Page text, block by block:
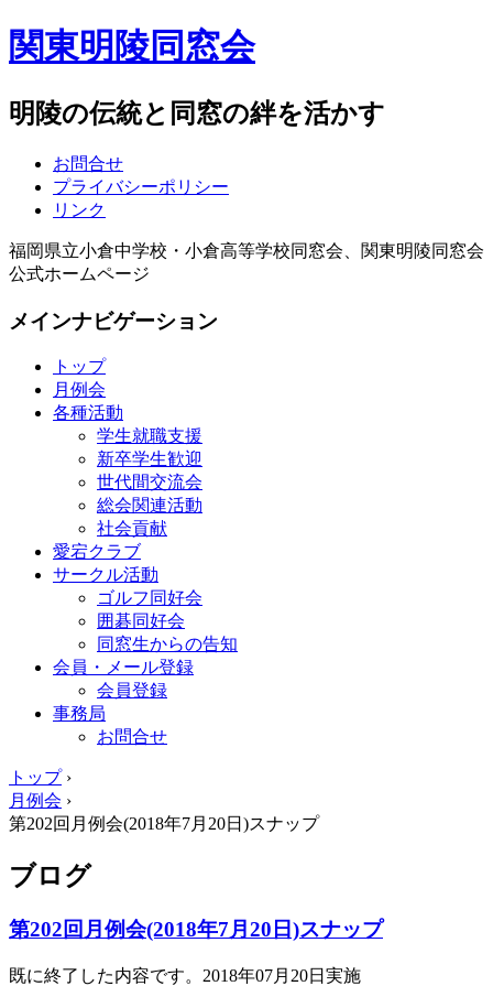
関東明陵同窓会
明陵の伝統と同窓の絆を活かす
お問合せ
プライバシーポリシー
リンク
福岡県立小倉中学校・小倉高等学校同窓会、関東明陵同窓会
公式ホームページ
メインナビゲーション
トップ
月例会
各種活動
学生就職支援
新卒学生歓迎
世代間交流会
総会関連活動
社会貢献
愛宕クラブ
サークル活動
ゴルフ同好会
囲碁同好会
同窓生からの告知
会員・メール登録
会員登録
事務局
お問合せ
トップ›
月例会 ›
第202回月例会(2018年7月20日)スナップ
ブログ
第202回月例会(2018年7月20日)スナップ
既に終了した内容です。2018年07月20日実施